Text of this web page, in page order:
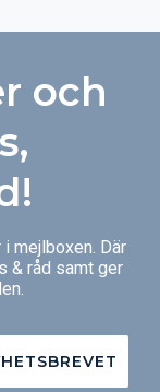
och
mejlboxen. Där
& råd samt ger